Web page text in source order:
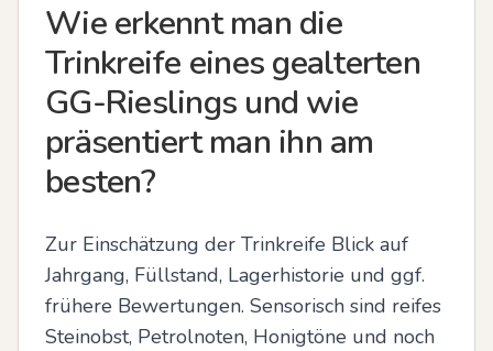
Wie erkennt man die
Trinkreife eines gealterten
GG-Rieslings und wie
präsentiert man ihn am
besten?
Zur Einschätzung der Trinkreife Blick auf
Jahrgang, Füllstand, Lagerhistorie und ggf.
frühere Bewertungen. Sensorisch sind reifes
Steinobst, Petrolnoten, Honigtöne und noch